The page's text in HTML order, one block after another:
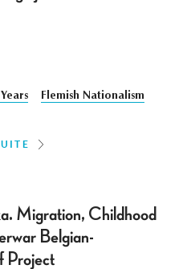
Flemish Nationalism
Migration, Childhood
Belgian-
Project